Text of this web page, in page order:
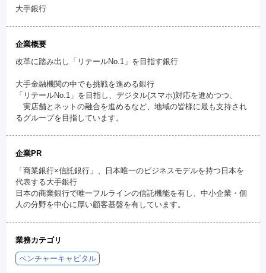
大手銀行
企業概要
改革に踏み出し「リテールNo.1」を目指す銀行
大手金融機関の中でも挑戦を進める銀行
「リテールNo.1」を目指し、デジタル(スマホ)対応を進めつつ、
実店舗とネットの融合を進めるなど、地域の皆様に最も支持され
るグループを目指しています。
企業PR
「商業銀行×信託銀行」、日本唯一のビジネスモデルを持つ日本を
代表する大手銀行
日本の商業銀行で唯一フルラインの信託機能を有し、中小企業・個
人の分野を中心に厚い顧客基盤を有しています。
業務カテゴリ
ベンチャーキャピタル